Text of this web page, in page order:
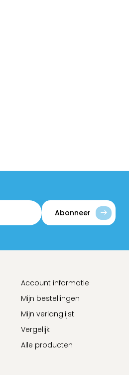
Abonneer
Account informatie
Mijn bestellingen
Mijn verlanglijst
Vergelijk
Alle producten